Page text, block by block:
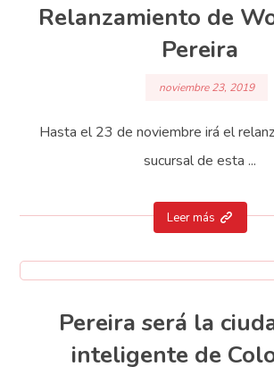
Relanzamiento de
Pereira
noviembre 23, 2019
Hasta el 23 de noviembre irá el
sucursal de esta ...
Leer más
Pereira será la
inteligente de